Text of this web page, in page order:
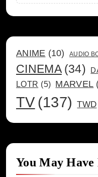
ANIME (10) AUDIO
CINEMA (34)
LOTR (5) MARVEL
TV (137) TWD
You May Have